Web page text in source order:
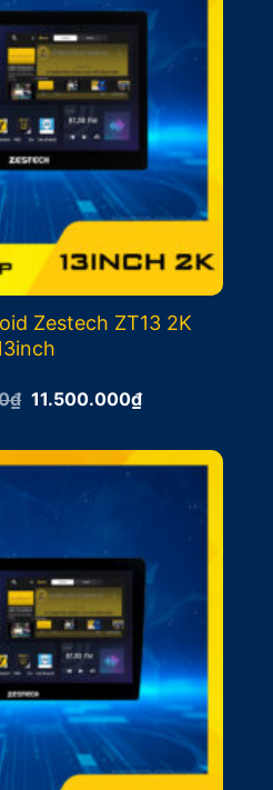
Zestech ZT13 2K
₫ Giá
12.500.000₫.
11.500.000₫Giá
hiện
là:
11.500.000₫.